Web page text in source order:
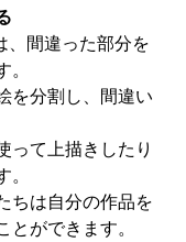
、間違った部分を
を分割し、間違い
って上描きしたり
ちは自分の作品を
ができます。